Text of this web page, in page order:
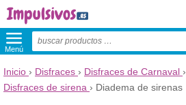
Menú
Inicio › Disfraces › Disfraces de Carnaval ›
Disfraces de sirena › Diadema de sirenas